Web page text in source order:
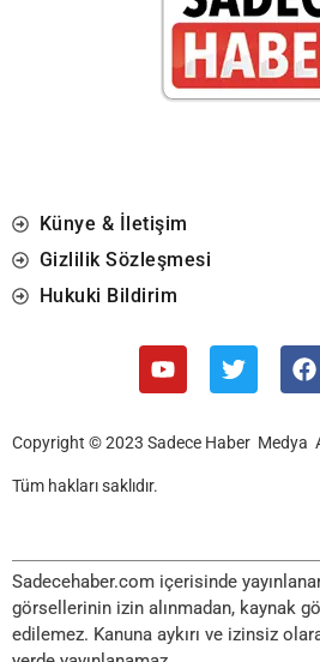
Künye & İletişim
Gizlilik Sözleşmesi
Hukuki Bildirim
Copyright © 2023 Sadece Haber Medya
Tüm hakları saklıdır.
Sadecehaber.com içerisinde
görsellerinin izin alınmadan, kaynak
edilemez. Kanuna aykırı ve izinsiz